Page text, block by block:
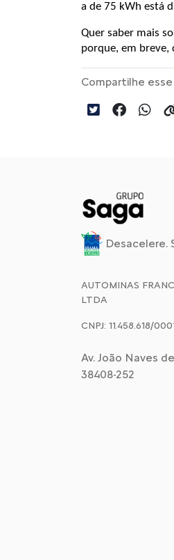
a de 75 kWh está
Quer saber mais
porque, em breve,
Compartilhe
Desacelere.
AUTOMINAS
LTDA
CNPJ: 11.458.618/
Av. João Naves
38408-252